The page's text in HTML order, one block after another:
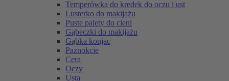
Temperówka do kredek do oczu i ust
Lusterko do makijażu
Puste palety do cieni
Gąbeczki do makijażu
Gąbka konjac
Paznokcie
Cera
Oczy
Usta